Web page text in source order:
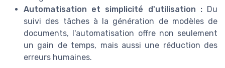
Automatisation et simplicité d'utilisation :Du
suivi des tâches à la génération de modèles de
documents, l'automatisation offre non seulement
un gain de temps, mais aussi une réduction des
erreurs humaines.